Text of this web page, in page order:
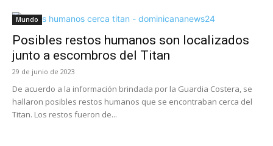
Mundo
Posibles restos humanos son localizados
junto a escombros del Titan
29 de junio de 2023
De acuerdo a la información brindada por la Guardia Costera, se
hallaron posibles restos humanos que se encontraban cerca del
Titan. Los restos fueron de...